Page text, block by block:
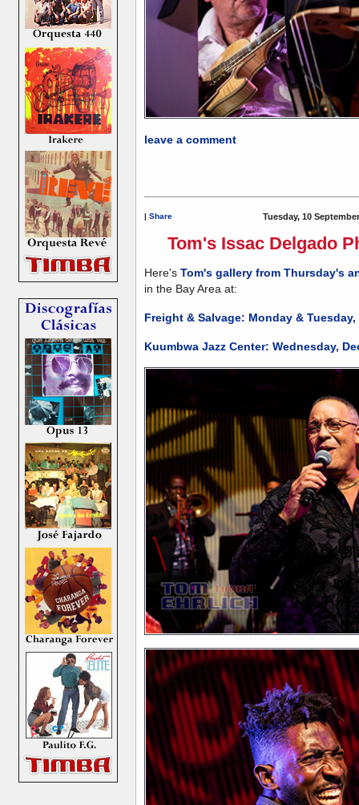
leave a comment
| Share Tuesday, 10
Tom's Issac Delgado
Here's Tom's gallery from Thursday's
in the Bay Area at:
Freight & Salvage: Monday &
Kuumbwa Jazz Center: Wednesday,